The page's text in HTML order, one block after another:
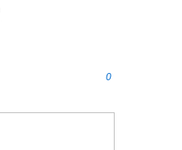
0